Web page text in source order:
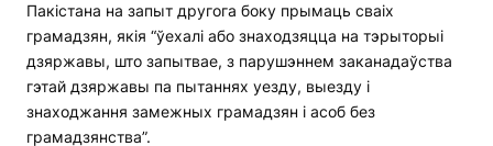
Пакістана на запыт другога боку прымаць сваіх
грамадзян, якія “ўехалі або знаходзяцца на тэрыторыі
дзяржавы, што запытвае, з парушэннем заканадаўства
гэтай дзяржавы па пытаннях уезду, выезду і
знаходжання замежных грамадзян і асоб без
грамадзянства”.